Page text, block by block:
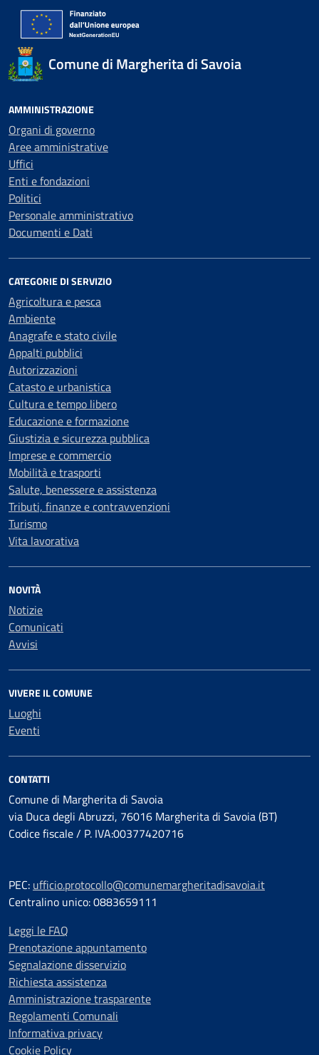
Comune di Margherita di Savoia
AMMINISTRAZIONE
Organi di governo
Aree amministrative
Uffici
Enti e fondazioni
Politici
Personale amministrativo
Documenti e Dati
CATEGORIE DI SERVIZIO
Agricoltura e pesca
Ambiente
Anagrafe e stato civile
Appalti pubblici
Autorizzazioni
Catasto e urbanistica
Cultura e tempo libero
Educazione e formazione
Giustizia e sicurezza pubblica
Imprese e commercio
Mobilità e trasporti
Salute, benessere e assistenza
Tributi, finanze e contravvenzioni
Turismo
Vita lavorativa
NOVITÀ
Notizie
Comunicati
Avvisi
VIVERE IL COMUNE
Luoghi
Eventi
CONTATTI
Comune di Margherita di Savoia
via Duca degli Abruzzi, 76016 Margherita di Savoia (BT)
Codice fiscale / P. IVA:00377420716
PEC: ufficio.protocollo@comunemargheritadisavoia.it
Centralino unico: 0883659111
Leggi le FAQ
Prenotazione appuntamento
Segnalazione disservizio
Richiesta assistenza
Amministrazione trasparente
Regolamenti Comunali
Informativa privacy
Cookie Policy